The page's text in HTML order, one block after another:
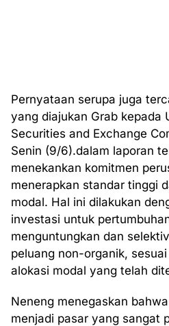
Pernyataan serupa juga
yang diajukan Grab kepada
Securities and Exchange
Senin (9/6).dalam laporan
menekankan komitmen
menerapkan standar tinggi
modal. Hal ini dilakukan
investasi untuk
menguntungkan dan
peluang non-organik,
alokasi modal yang telah
Neneng menegaskan
menjadi pasar yang sangat